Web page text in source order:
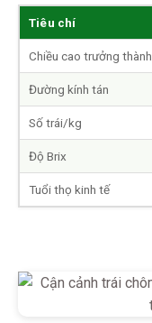
Tiêu chí
Chiều cao trưởng thành
Đường kính tán
Số trái/kg
Độ Brix
Tuổi thọ kinh tế